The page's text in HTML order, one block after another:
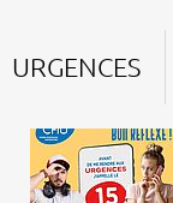
URGENCES